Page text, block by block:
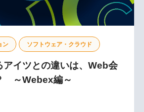
ン ソフトウェア・クラウド
アイツとの違いは、Web会
～Webex編～